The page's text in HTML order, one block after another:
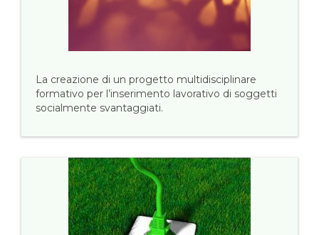
La creazione di un progetto multidisciplinare
formativo per l’inserimento lavorativo di soggetti
socialmente svantaggiati.